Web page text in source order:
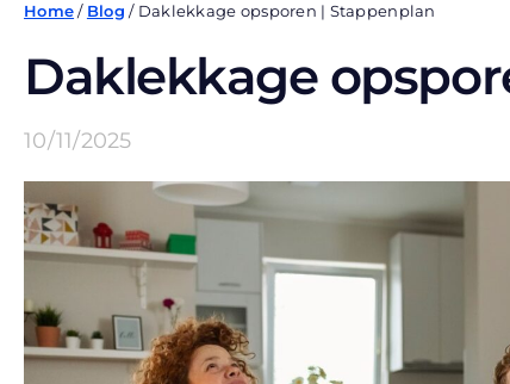
Home/ Blog / Daklekkage opsporen | Stappenplan
Daklekkage
10/11/2025